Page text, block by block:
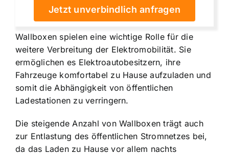
Jetzt unverbindlich anfragen
Wallboxen spielen eine wichtige Rolle für die
weitere Verbreitung der Elektromobilität. Sie
ermöglichen es Elektroautobesitzern, ihre
Fahrzeuge komfortabel zu Hause aufzuladen und
somit die Abhängigkeit von öffentlichen
Ladestationen zu verringern.
Die steigende Anzahl von Wallboxen trägt auch
zur Entlastung des öffentlichen Stromnetzes bei,
da das Laden zu Hause vor allem nachts